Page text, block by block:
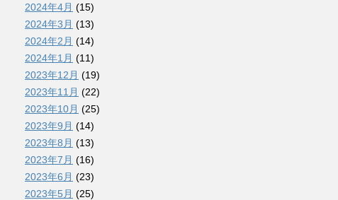
2024年4月 (15)
2024年3月 (13)
2024年2月 (14)
2024年1月 (11)
2023年12月 (19)
2023年11月 (22)
2023年10月 (25)
2023年9月 (14)
2023年8月 (13)
2023年7月 (16)
2023年6月 (23)
2023年5月 (25)